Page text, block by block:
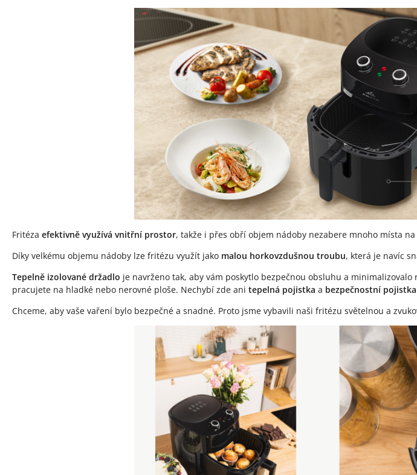
Fritéza efektivně využívá vnitřní prostor, takže i přes obří objem nádoby nezabere mnoho místa
Díky velkému objemu nádoby lze fritézu využít jako malou horkovzdušnou troubu, která je navíc
Tepelně izolované držadlo je navrženo tak, aby vám poskytlo bezpečnou obsluhu a
pracujete na hladké nebo nerovné ploše. Nechybí zde ani tepelná pojistka a bezpečnostní pojistka
Chceme, aby vaše vaření bylo bezpečné a snadné. Proto jsme vybavili naši fritézu světelnou a